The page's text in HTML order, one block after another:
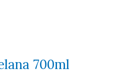
700ml